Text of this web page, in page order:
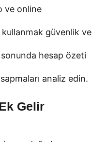
ve online
güvenlik ve
hesap özeti
analiz edin.
Gelir